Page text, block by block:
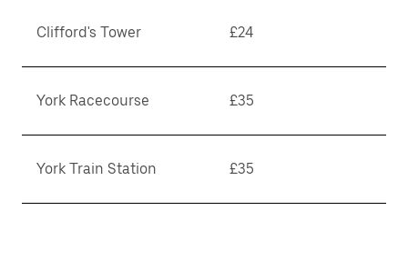
Clifford's Tower £24
York Racecourse £35
York Train Station £35